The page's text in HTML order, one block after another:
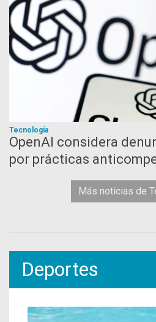
Tecnología
OpenAI considera
por prácticas
Más noticias de
Deportes